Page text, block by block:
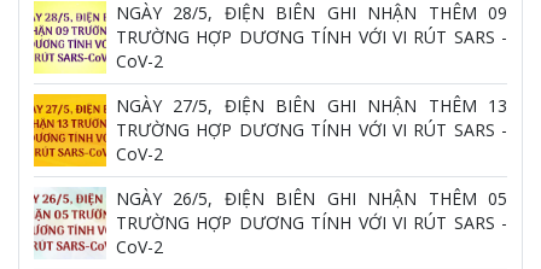
NGÀY 28/5, ĐIỆN BIÊN GHI NHẬN THÊM 09
TRƯỜNG HỢP DƯƠNG TÍNH VỚI VI RÚT SARS -
CoV-2
NGÀY 27/5, ĐIỆN BIÊN GHI NHẬN THÊM 13
TRƯỜNG HỢP DƯƠNG TÍNH VỚI VI RÚT SARS -
CoV-2
NGÀY 26/5, ĐIỆN BIÊN GHI NHẬN THÊM 05
TRƯỜNG HỢP DƯƠNG TÍNH VỚI VI RÚT SARS -
CoV-2